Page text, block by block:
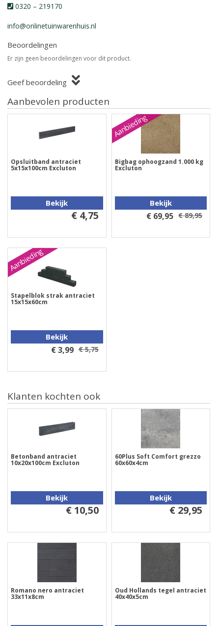
0320 – 219170
info@onlinetuinwarenhuis.nl
Beoordelingen
Er zijn geen beoordelingen voor dit product.
Geef beoordeling
Aanbevolen producten
Opsluitband antraciet
5x15x100cm Excluton
Bekijk
€ 4,75
Aanbieding
Bigbag ophoogzand 1.000 kg
Excluton
Bekijk
€ 69,95 € 89,95
Aanbieding
Stapelblok strak antraciet
15x15x60cm
Bekijk
€ 3,99 € 5,75
Klanten kochten ook
Betonband antraciet
10x20x100cm Excluton
Bekijk
€ 10,50
60Plus Soft Comfort grezzo
60x60x4cm
Bekijk
€ 29,95
Romano nero antraciet
33x11x8cm
Oud Hollands tegel antraciet
40x40x5cm